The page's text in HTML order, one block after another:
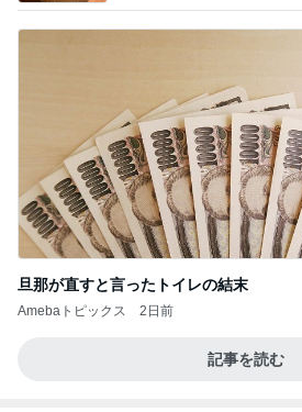
旦那が直すと言ったトイレの結末
Amebaトピックス 2日前
記事を読む